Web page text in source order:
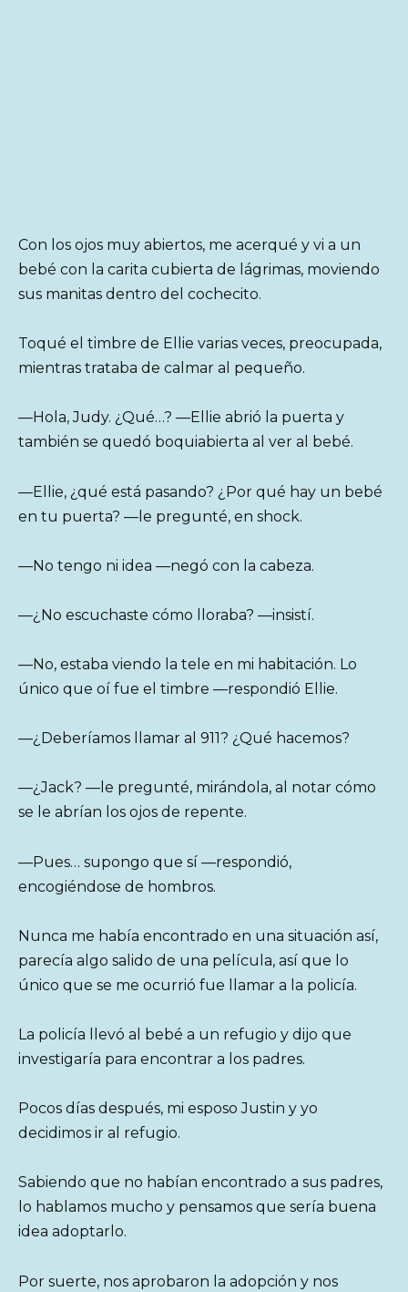
Con los ojos muy abiertos, me acerqué y vi a un
bebé con la carita cubierta de lágrimas, moviendo
sus manitas dentro del cochecito.
Toqué el timbre de Ellie varias veces, preocupada,
mientras trataba de calmar al pequeño.
—Hola, Judy. ¿Qué…? —Ellie abrió la puerta y
también se quedó boquiabierta al ver al bebé.
—Ellie, ¿qué está pasando? ¿Por qué hay un bebé
en tu puerta? —le pregunté, en shock.
—No tengo ni idea —negó con la cabeza.
—¿No escuchaste cómo lloraba? —insistí.
—No, estaba viendo la tele en mi habitación. Lo
único que oí fue el timbre —respondió Ellie.
—¿Deberíamos llamar al 911? ¿Qué hacemos?
—¿Jack? —le pregunté, mirándola, al notar cómo
se le abrían los ojos de repente.
—Pues… supongo que sí —respondió,
encogiéndose de hombros.
Nunca me había encontrado en una situación así,
parecía algo salido de una película, así que lo
único que se me ocurrió fue llamar a la policía.
La policía llevó al bebé a un refugio y dijo que
investigaría para encontrar a los padres.
Pocos días después, mi esposo Justin y yo
decidimos ir al refugio.
Sabiendo que no habían encontrado a sus padres,
lo hablamos mucho y pensamos que sería buena
idea adoptarlo.
Por suerte, nos aprobaron la adopción y nos